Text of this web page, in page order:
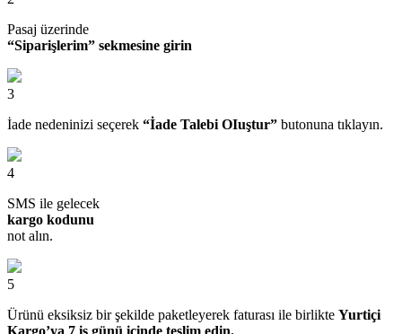
Pasaj üzerinde
“Siparişlerim” sekmesine girin
3
İade nedeninizi seçerek “İade Talebi OIuştur” butonuna tıklayın.
4
SMS ile gelecek
kargo kodunu
not alın.
5
Ürünü eksiksiz bir şekilde paketleyerek faturası ile birlikte Yurtiçi